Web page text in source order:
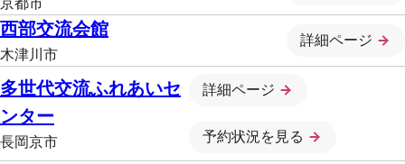
京都市
西部交流会館
木津川市
詳細ページ
多世代交流ふれあいセ
ンター
長岡京市
詳細ページ
予約状況を見る